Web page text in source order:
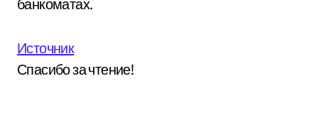
банкоматах.
Источник
Спасибо за чтение!